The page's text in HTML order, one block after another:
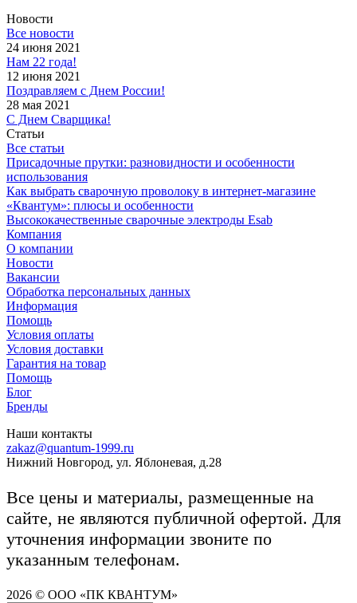
Новости
Все новости
24 июня 2021
Нам 22 года!
12 июня 2021
Поздравляем с Днем России!
28 мая 2021
С Днем Сварщика!
Статьи
Все статьи
Присадочные прутки: разновидности и особенности
использования
Как выбрать сварочную проволоку в интернет-магазине
«Квантум»: плюсы и особенности
Высококачественные сварочные электроды Esab
Компания
О компании
Новости
Вакансии
Обработка персональных данных
Информация
Помощь
Условия оплаты
Условия доставки
Гарантия на товар
Помощь
Блог
Бренды
Наши контакты
zakaz@quantum-1999.ru
Нижний Новгород, ул. Яблоневая, д.28
Все цены и материалы, размещенные на
сайте, не являются публичной офертой. Для
уточнения информации звоните по
указанным телефонам.
2026 © ООО «ПК КВАНТУМ»